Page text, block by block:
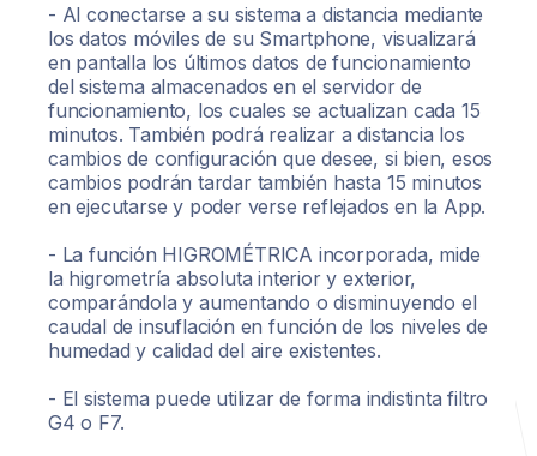
- Al conectarse a su sistema a distancia mediante
los datos móviles de su Smartphone, visualizará
en pantalla los últimos datos de funcionamiento
del sistema almacenados en el servidor de
funcionamiento, los cuales se actualizan cada 15
minutos. También podrá realizar a distancia los
cambios de configuración que desee, si bien, esos
cambios podrán tardar también hasta 15 minutos
en ejecutarse y poder verse reflejados en la App.
- La función HIGROMÉTRICA incorporada, mide
la higrometría absoluta interior y exterior,
comparándola y aumentando o disminuyendo el
caudal de insuflación en función de los niveles de
humedad y calidad del aire existentes.
- El sistema puede utilizar de forma indistinta filtro
G4 o F7.